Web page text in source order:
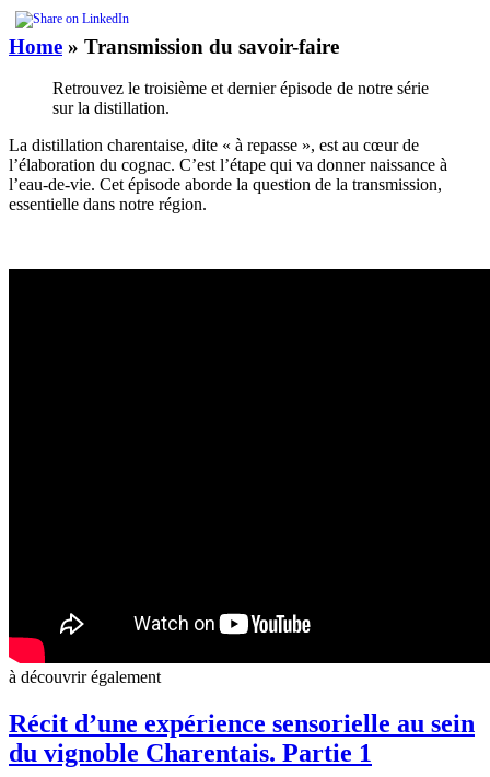
Home » Transmission du savoir-faire
Retrouvez le troisième et dernier épisode de notre série
sur la distillation.
La distillation charentaise, dite « à repasse », est au cœur de
l’élaboration du cognac. C’est l’étape qui va donner naissance à
l’eau-de-vie. Cet épisode aborde la question de la transmission,
essentielle dans notre région.
à découvrir également
Récit d’une expérience sensorielle au sein
du vignoble Charentais. Partie 1